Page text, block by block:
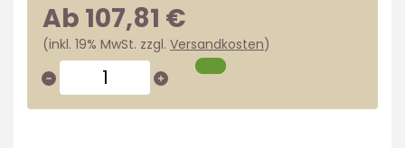
Ab 107,81 €
(inkl. 19% MwSt. zzgl. Versandkosten)